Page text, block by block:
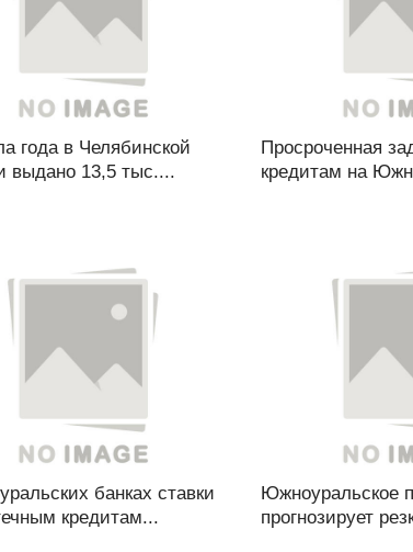
года в Челябинской
выдано 13,5 тыс....
Просроченная
кредитам на
банках ставки
кредитам...
Южноуральское
прогнозирует